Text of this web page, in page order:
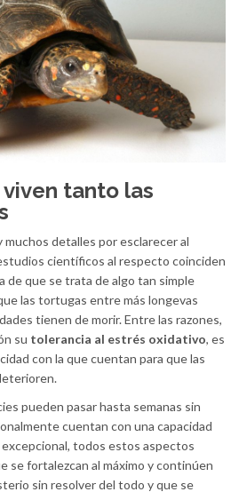
viven tanto las
muchos detalles por esclarecer al
científicos al respecto coinciden
de que se trata de algo tan simple
las tortugas entre más longevas
tienen de morir. Entre las razones,
su tolerancia al estrés oxidativo, es
con la que cuentan para que las
pueden pasar hasta semanas sin
cuentan con una capacidad
todos estos aspectos
se fortalezcan al máximo y continúen
sin resolver del todo y que se